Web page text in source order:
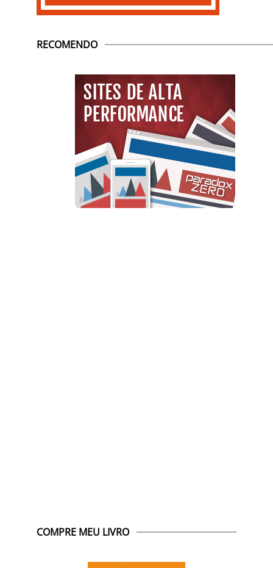
RECOMENDO
COMPRE MEU LIVRO